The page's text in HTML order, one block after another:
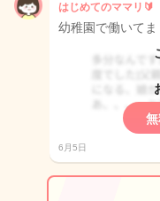
はじめてのママリ🔰
幼稚園で働いて
6月5日